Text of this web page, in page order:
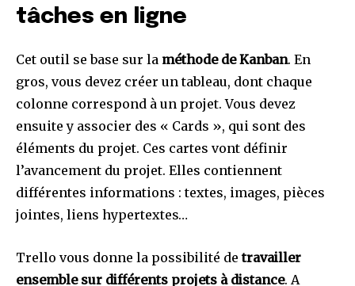
tâches en ligne
Cet outil se base sur la méthode de Kanban. En
gros, vous devez créer un tableau, dont chaque
colonne correspond à un projet. Vous devez
ensuite y associer des « Cards », qui sont des
éléments du projet. Ces cartes vont définir
l’avancement du projet. Elles contiennent
différentes informations : textes, images, pièces
jointes, liens hypertextes…
Trello vous donne la possibilité detravailler
ensemble sur différents projets à distance. A